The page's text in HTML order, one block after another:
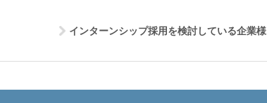
インターンシップ採用を検討している企業